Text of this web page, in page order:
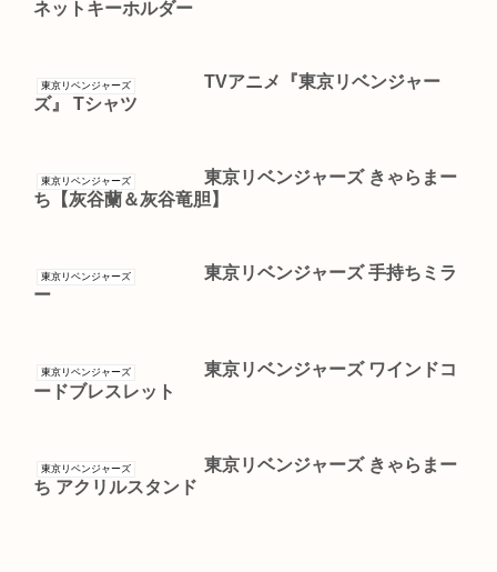
ネットキーホルダー
東京リベンジャーズ
TVアニメ『東京リベンジャー
ズ』 Tシャツ
東京リベンジャーズ
東京リベンジャーズ きゃらまー
ち【灰谷蘭＆灰谷竜胆】
東京リベンジャーズ
東京リベンジャーズ 手持ちミラ
ー
東京リベンジャーズ
東京リベンジャーズ ワインドコ
ードブレスレット
東京リベンジャーズ
東京リベンジャーズ きゃらまー
ち アクリルスタンド